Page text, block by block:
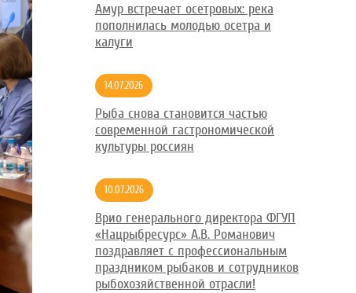
Амур встречает осетровых: река
пополнилась молодью осетра и
калуги
14.07.2026
Рыба снова становится частью
современной гастрономической
культуры россиян
10.07.2026
Врио генерального директора ФГУП
«Нацрыбресурс» А.В. Романович
поздравляет с профессиональным
праздником рыбаков и сотрудников
рыбохозяйственной отрасли!